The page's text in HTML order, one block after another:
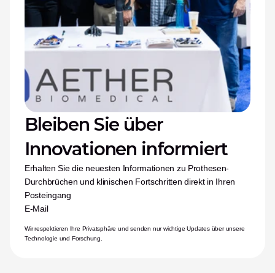
Bleiben Sie über
Innovationen informiert
Erhalten Sie die neuesten Informationen zu Prothesen-
Durchbrüchen und klinischen Fortschritten direkt in Ihren
Posteingang
E-Mail
Wir respektieren Ihre Privatsphäre und senden nur wichtige Updates über unsere
Technologie und Forschung.